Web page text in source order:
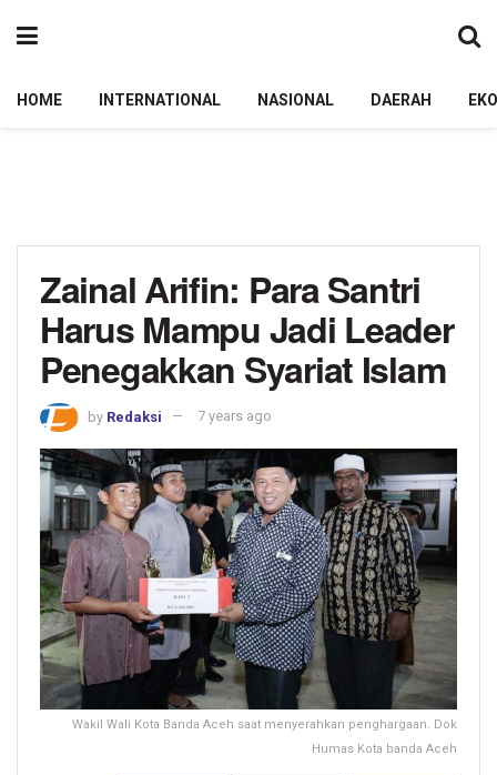
HOME INTERNATIONAL NASIONAL DAERAH
Zainal Arifin: Para Santri
Harus Mampu Jadi Leader
Penegakkan Syariat Islam
by Redaksi 7 years ago
Wakil Wali Kota Banda Aceh saat menyerahkan penghargaan. Dok
Humas Kota banda Aceh